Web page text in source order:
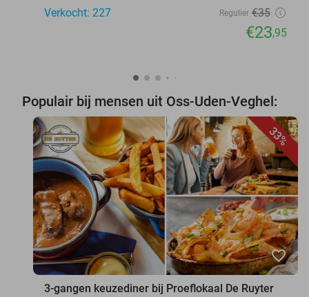
Verkocht: 227 Regulier €35
€23,95
Populair bij mensen uit Oss-Uden-Veghel:
33%
favorite_border
3-gangen keuzediner bij Proeflokaal De Ruyter